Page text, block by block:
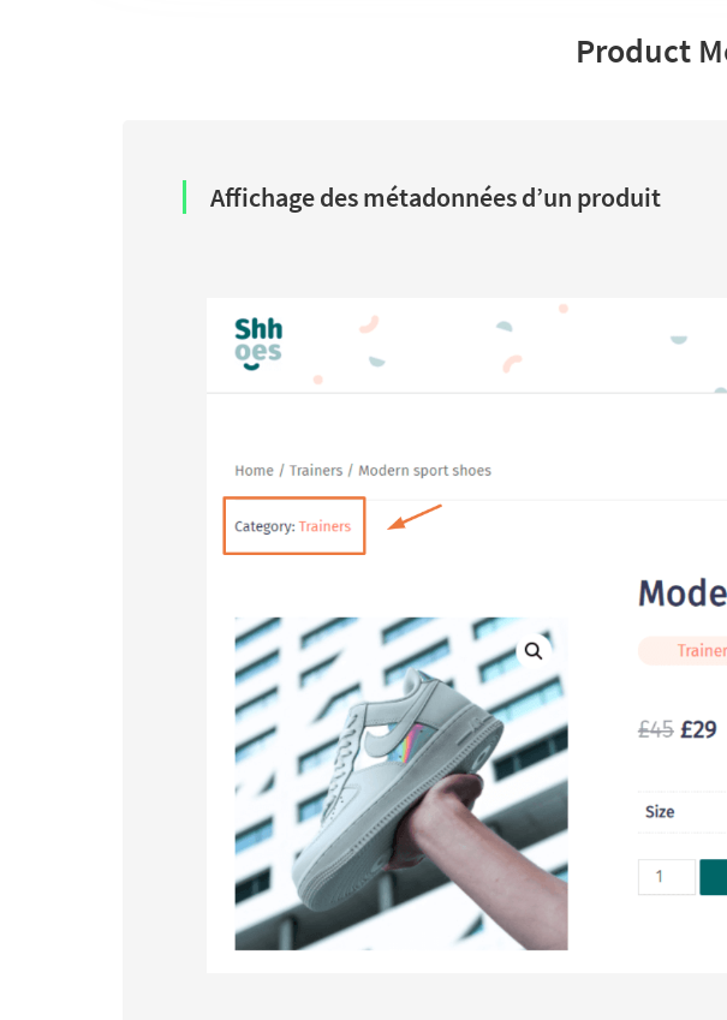
Product
Affichage des métadonnées d’un produit